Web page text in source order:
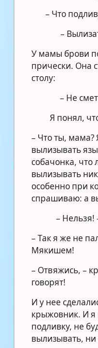
– Что
–
У мамы брови
прически. Она
столу:
– Не
Я понял,
– Что ты, мама?
вылизывать
собачонка, что
вылизывать
особенно при
спрашиваю: а
– Нельзя!
– Так я же не
Мякишем!
– Отвяжись, –
говорят!
И у нее
крыжовник. И я
подливку, не
вылизывать,